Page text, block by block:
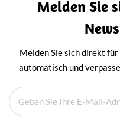
Melden Sie
Melden Sie sich direkt
automatisch und